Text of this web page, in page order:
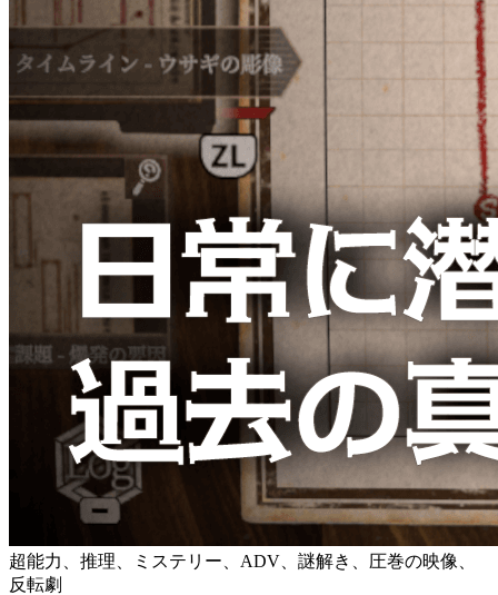
超能力、推理、ミステリー、ADV、謎解き、圧巻の映像、
反転劇